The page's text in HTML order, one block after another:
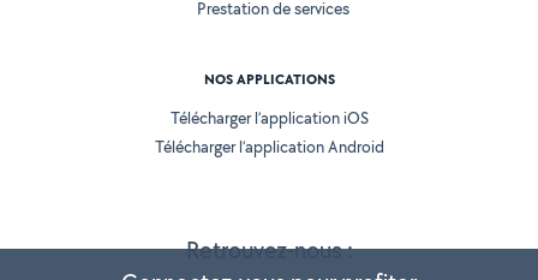
Retrouvez-nous :
Prestation de services
NOS APPLICATIONS
Télécharger l’application iOS
Télécharger l’application Android